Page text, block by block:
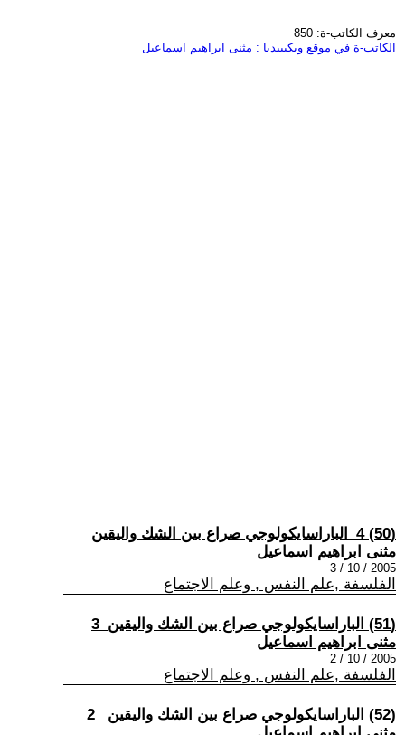
معرف الكاتب-ة: 850
الكاتب-ة في موقع ويكيبيديا : مثنى ابراهيم اسماعيل
(50) 4_الباراسايكولوجي صراع بين الشك واليقين
مثنى ابراهيم اسماعيل
2005 / 10 / 3
الفلسفة ,علم النفس , وعلم الاجتماع
(51) الباراسايكولوجي صراع بين الشك واليقين_3
مثنى ابراهيم اسماعيل
2005 / 10 / 2
الفلسفة ,علم النفس , وعلم الاجتماع
(52) الباراسايكولوجي صراع بين الشك واليقين _2